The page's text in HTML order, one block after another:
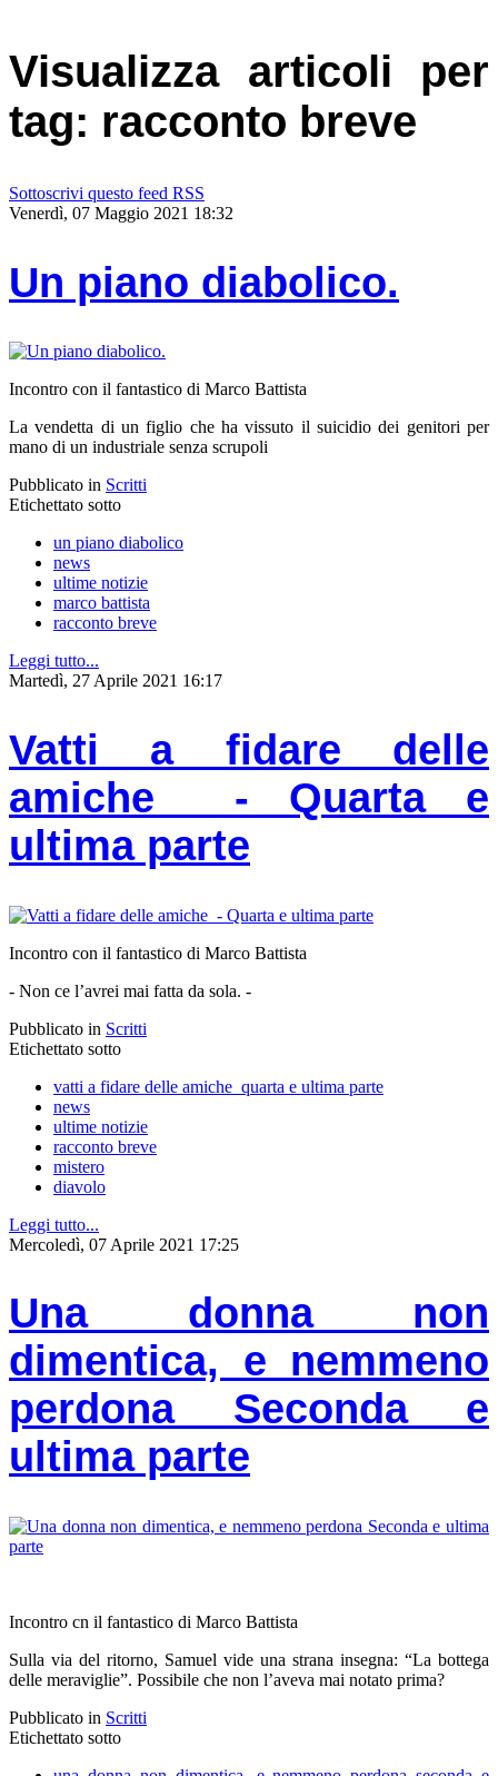
Visualizza articoli per
tag: racconto breve
Sottoscrivi questo feed RSS
Venerdì, 07 Maggio 2021 18:32
Un piano diabolico.
Incontro con il fantastico di Marco Battista
La vendetta di un figlio che ha vissuto il suicidio dei genitori per
mano di un industriale senza scrupoli
Pubblicato in Scritti
Etichettato sotto
un piano diabolico
news
ultime notizie
marco battista
racconto breve
Leggi tutto...
Martedì, 27 Aprile 2021 16:17
Vatti a fidare delle
amiche - Quarta e
ultima parte
Incontro con il fantastico di Marco Battista
- Non ce l’avrei mai fatta da sola. -
Pubblicato in Scritti
Etichettato sotto
vatti a fidare delle amiche quarta e ultima parte
news
ultime notizie
racconto breve
mistero
diavolo
Leggi tutto...
Mercoledì, 07 Aprile 2021 17:25
Una donna non
dimentica, e nemmeno
perdona Seconda e
ultima parte
Incontro cn il fantastico di Marco Battista
Sulla via del ritorno, Samuel vide una strana insegna: “La bottega
delle meraviglie”. Possibile che non l’aveva mai notato prima?
Pubblicato in Scritti
Etichettato sotto